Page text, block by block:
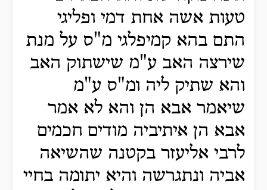
טעות אשה אחת דמי ופליגי
התם בהא קמיפלגי מ"ס על מנת
שירצה האב ע"מ שישתוק האב
והא שתיק ליה ומ"ס ע"מ
שיאמר אבא הן והא לא אמר
אבא הן איתיביה מודים חכמים
לרבי אליעזר בקטנה שהשיאה
אביה ונתגרשה והיא יתומה בחיי